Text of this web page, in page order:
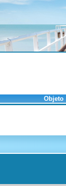
Objeto